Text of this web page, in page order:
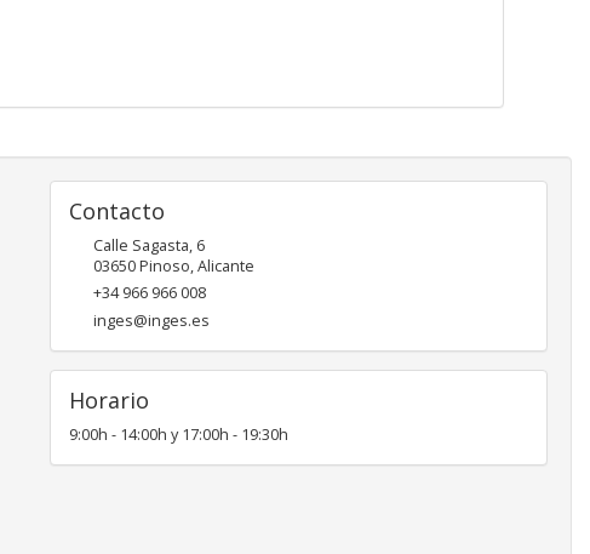
Contacto
Calle Sagasta, 6
03650Pinoso,Alicante
+34 966 966 008
inges@inges.es
Horario
9:00h - 14:00h y 17:00h - 19:30h